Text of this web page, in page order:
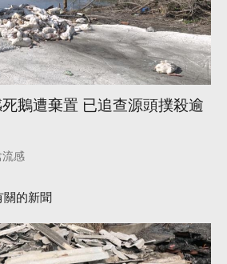
鵝遭棄置 已追查源頭撲殺逾
流感
關的新聞